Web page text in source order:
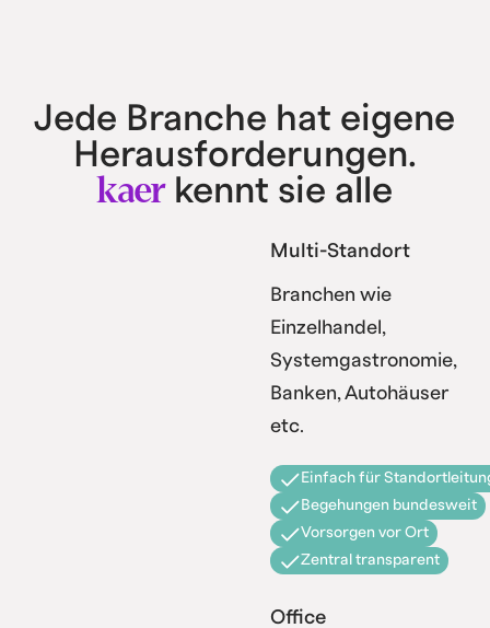
Jede Branche hat eigene
Herausforderungen.
kaerkennt sie alle
Multi-Standort
Branchen wie
Einzelhandel,
Systemgastronomie,
Banken, Autohäuser
etc.
Einfach für
Begehungen bundesweit
Vorsorgen vor Ort
Zentral transparent
Office